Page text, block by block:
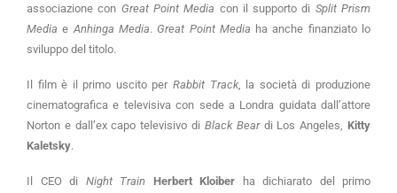
associazione con Great Point Media con il supporto di Split Prism
Media e Anhinga Media. Great Point Media ha anche finanziato lo
sviluppo del titolo.
Il film è il primo uscito perRabbit Track, la società di produzione
cinematografica e televisiva con sede a Londra guidata dall’attore
Norton e dall’ex capo televisivo di Black Beardi Los Angeles, Kitty
Kaletsky.
Il CEO di Night Train Herbert Kloiber ha dichiarato del primo